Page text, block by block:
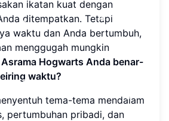
ikatan kuat dengan
ditempatkan. Tetapi
waktu dan Anda bertumbuh,
menggugah mungkin
Hogwarts Anda benar-
waktu?
tema-tema mendalam
pertumbuhan pribadi, dan